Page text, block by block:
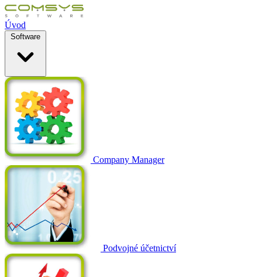
Úvod
Software
Company Manager
Podvojné účetnictví